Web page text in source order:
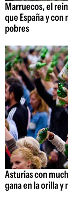
Marruecos, el
que España y
pobres
Asturias con
gana en la orilla y